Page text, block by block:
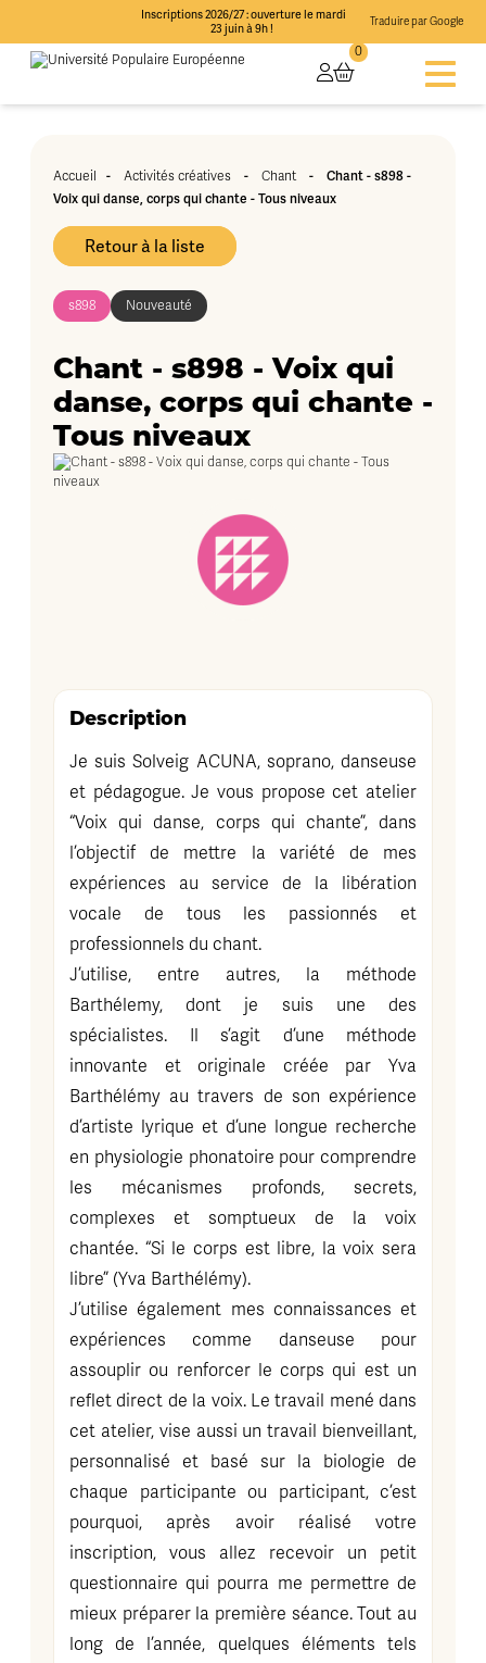
Inscriptions 2026/27 : ouverture le mardi
23 juin à 9h !
Traduire par Google
0
Accueil - Activités créatives - Chant - Chant - s898 -
Voix qui danse, corps qui chante - Tous niveaux
Retour à la liste
s898 Nouveauté
Chant - s898 - Voix qui
danse, corps qui chante -
Tous niveaux
Description
Je suis Solveig ACUNA, soprano, danseuse
et pédagogue. Je vous propose cet atelier
“Voix qui danse, corps qui chante”, dans
l’objectif de mettre la variété de mes
expériences au service de la libération
vocale de tous les passionnés et
professionnels du chant.
J’utilise, entre autres, la méthode
Barthélemy, dont je suis une des
spécialistes. Il s’agit d’une méthode
innovante et originale créée par Yva
Barthélémy au travers de son expérience
d’artiste lyrique et d’une longue recherche
en physiologie phonatoire pour comprendre
les mécanismes profonds, secrets,
complexes et somptueux de la voix
chantée. “Si le corps est libre, la voix sera
libre” (Yva Barthélémy).
J’utilise également mes connaissances et
expériences comme danseuse pour
assouplir ou renforcer le corps qui est un
reflet direct de la voix. Le travail mené dans
cet atelier, vise aussi un travail bienveillant,
personnalisé et basé sur la biologie de
chaque participante ou participant, c’est
pourquoi, après avoir réalisé votre
inscription, vous allez recevoir un petit
questionnaire qui pourra me permettre de
mieux préparer la première séance. Tout au
long de l’année, quelques éléments tels